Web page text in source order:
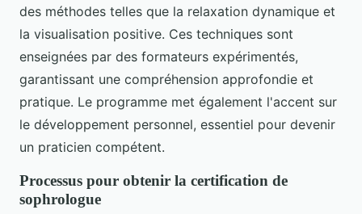
des méthodes telles que la relaxation dynamique et
la visualisation positive. Ces techniques sont
enseignées par des formateurs expérimentés,
garantissant une compréhension approfondie et
pratique. Le programme met également l'accent sur
le développement personnel, essentiel pour devenir
un praticien compétent.
Processus pour obtenir la certification de
sophrologue